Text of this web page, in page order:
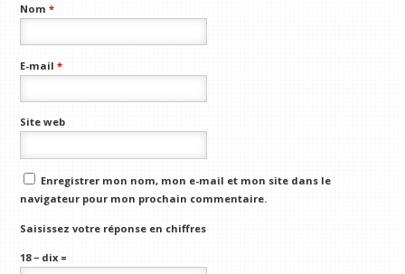
Nom*
E-mail*
Site web
Enregistrer mon nom, mon e-mail et mon site dans le
navigateur pour mon prochain commentaire.
Saisissez votre réponse en chiffres
18 − dix =